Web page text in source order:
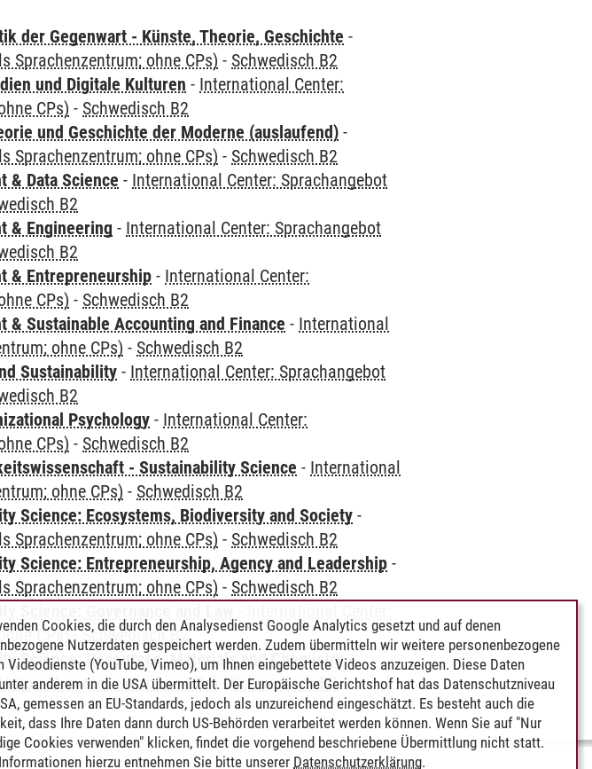
der Gegenwart - Künste, Theorie, Geschichte -
Sprachenzentrum; ohne CPs) - Schwedisch B2
und Digitale Kulturen - International Center:
CPs) - Schwedisch B2
und Geschichte der Moderne (auslaufend) -
Sprachenzentrum; ohne CPs) - Schwedisch B2
& Data Science - International Center: Sprachangebot
B2
& Engineering - International Center: Sprachangebot
B2
& Entrepreneurship - International Center:
CPs) - Schwedisch B2
& Sustainable Accounting and Finance - International
ohne CPs) - Schwedisch B2
Sustainability - International Center: Sprachangebot
B2
Psychology - International Center:
CPs) - Schwedisch B2
- Sustainability Science - International
ohne CPs) - Schwedisch B2
Science: Ecosystems, Biodiversity and Society -
Sprachenzentrum; ohne CPs) - Schwedisch B2
Science: Entrepreneurship, Agency and Leadership -
Sprachenzentrum; ohne CPs) - Schwedisch B2
Science: Governance and Law
CPs)-Schwedisch B2
Science: Resources, Materials and Chemistry-
Sprachenzentrum; ohne CPs)-Schwedisch B2
Cookies, die durch den Analysedienst Google Analytics gesetzt und auf denen
Nutzerdaten gespeichert werden. Zudem übermitteln wir weitere personenbezogene
Videodienste (YouTube, Vimeo), um Ihnen eingebettete Videos anzuzeigen. Diese Daten
anderem in die USA übermittelt. Der Europäische Gerichtshof hat das Datenschutzniveau
gemessen an EU-Standards, jedoch als unzureichend eingeschätzt. Es besteht auch die
dass Ihre Daten dann durch US-Behörden verarbeitet werden können. Wenn Sie auf "Nur
Cookies verwenden" klicken, findet die vorgehend beschriebene Übermittlung nicht statt.
hierzu entnehmen Sie bitte unserer Datenschutzerklärung.